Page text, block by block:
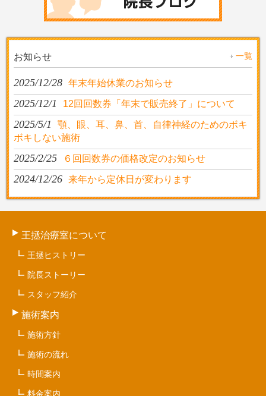
お知らせ 一覧
2025/12/28 年末年始休業のお知らせ
2025/12/1 12回回数券「年末で販売終了」について
2025/5/1
顎、眼、耳、鼻、首、自律神経のためのボキ
ボキしない施術
2025/2/25 ６回回数券の価格改定のお知らせ
2024/12/26 来年から定休日が変わります
王拯治療室について
王拯ヒストリー
院長ストーリー
スタッフ紹介
施術案内
施術方針
施術の流れ
時間案内
料金案内